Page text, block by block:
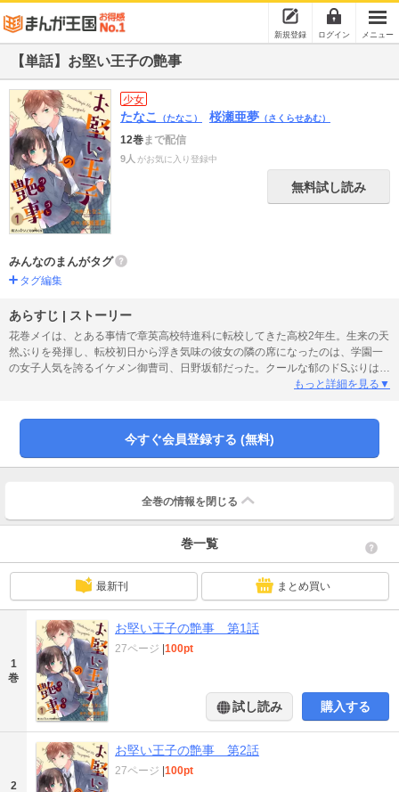
新規登録 ログイン メニュー
【単話】お堅い王子の艶事
少女
たなこ （たなこ） 桜瀬亜夢 （さくらせあむ）
12巻まで配信
9人 がお気に入り登録中
無料試し読み
みんなのまんがタグ
タグ編集
あらすじ | ストーリー
花巻メイは、とある事情で章英高校特進科に転校してきた高校2年生。生来の天
然ぶりを発揮し、転校初日から浮き気味の彼女の隣の席になったのは、学園一
の女子人気を誇るイケメン御曹司、日野坂郁だった。クールな郁のドSぶりはメ
イにも容赦なく降り注ぎ、お互いの第一印象は最悪もいいところ。だが、同じ
もっと詳細を見る▼
今すぐ会員登録する (無料)
全巻の情報を 閉じる
巻一覧
最新刊 まとめ買い
1
巻
お堅い王子の艶事 第1話
27ページ |100pt
試し読み 購入する
2
お堅い王子の艶事 第2話
27ページ |100pt